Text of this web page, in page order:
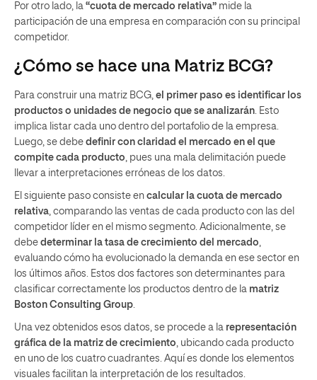
Por otro lado, la “cuota de mercado relativa” mide la
participación de una empresa en comparación con su principal
competidor.
¿Cómo se hace una Matriz BCG?
Para construir una matriz BCG, el primer paso es identificar los
productos o unidades de negocio que se analizarán . Esto
implica listar cada uno dentro del portafolio de la empresa.
Luego, se debe definir con claridad el mercado en el que
compite cada producto , pues una mala delimitación puede
llevar a interpretaciones erróneas de los datos.
El siguiente paso consiste en calcular la cuota de mercado
relativa , comparando las ventas de cada producto con las del
competidor líder en el mismo segmento. Adicionalmente, se
debe determinar la tasa de crecimiento del mercado
evaluando cómo ha evolucionado la demanda en ese sector en
los últimos años. Estos dos factores son determinantes para
clasificar correctamente los productos dentro de la matriz
Boston Consulting Group
Una vez obtenidos esos datos, se procede a la representación
gráfica de la matriz de crecimiento , ubicando cada producto
en uno de los cuatro cuadrantes. Aquí es donde los elementos
visuales facilitan la interpretación de los resultados.